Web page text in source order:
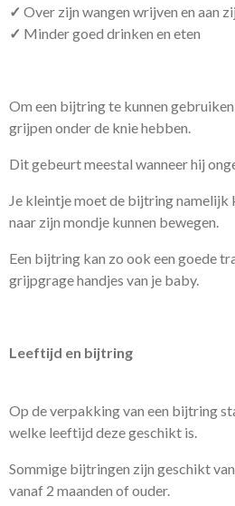
✓ Over zijn wangen wrijven en aan
✓ Minder goed drinken en eten
Om een bijtring te kunnen
grijpen onder de knie hebben.
Dit gebeurt meestal wanneer hij
Je kleintje moet de bijtring namelijk
naar zijn mondje kunnen bewegen.
Een bijtring kan zo ook een goede
grijpgrage handjes van je baby.
Leeftijd en bijtring
Op de verpakking van een bijtring
welke leeftijd deze geschikt is.
Sommige bijtringen zijn geschikt
vanaf 2 maanden of ouder.